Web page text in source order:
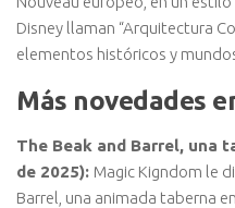
Disney llaman “Arquitectura
elementos históricos y
Más novedades
The Beak and Barrel, una
de 2025): Magic Kigndom le
Barrel, una animada taberna